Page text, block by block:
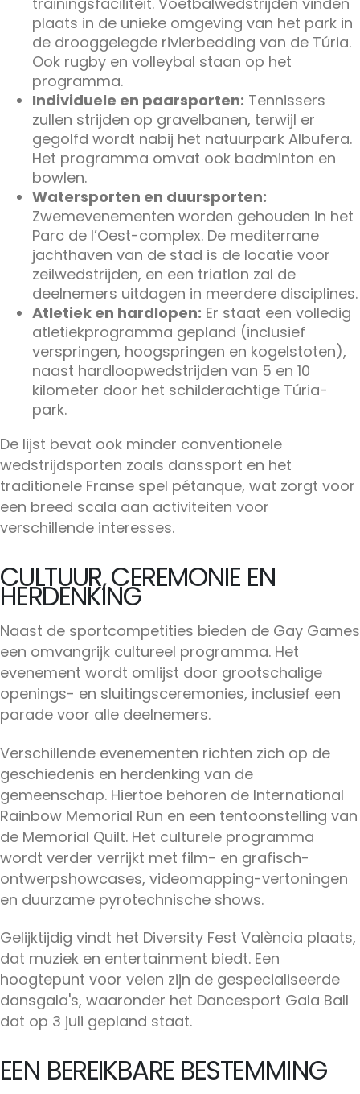
plaats in de unieke omgeving van het park in
de drooggelegde rivierbedding van de Túria.
Ook rugby en volleybal staan op het
programma.
Individuele en paarsporten: Tennissers
zullen strijden op gravelbanen, terwijl er
gegolfd wordt nabij het natuurpark Albufera.
Het programma omvat ook badminton en
bowlen.
Watersporten en duursporten:
Zwemevenementen worden gehouden in het
Parc de l’Oest-complex. De mediterrane
jachthaven van de stad is de locatie voor
zeilwedstrijden, en een triatlon zal de
deelnemers uitdagen in meerdere disciplines.
Atletiek en hardlopen: Er staat een volledig
atletiekprogramma gepland (inclusief
verspringen, hoogspringen en kogelstoten),
naast hardloopwedstrijden van 5 en 10
kilometer door het schilderachtige Túria-
park.
De lijst bevat ook minder conventionele
wedstrijdsporten zoals danssport en het
traditionele Franse spel pétanque, wat zorgt voor
een breed scala aan activiteiten voor
verschillende interesses.
CULTUUR, CEREMONIE EN
HERDENKING
Naast de sportcompetities bieden de Gay Games
een omvangrijk cultureel programma. Het
evenement wordt omlijst door grootschalige
openings- en sluitingsceremonies, inclusief een
parade voor alle deelnemers.
Verschillende evenementen richten zich op de
geschiedenis en herdenking van de
gemeenschap. Hiertoe behoren de International
Rainbow Memorial Run en een tentoonstelling van
de Memorial Quilt. Het culturele programma
wordt verder verrijkt met film- en grafisch-
ontwerpshowcases, videomapping-vertoningen
en duurzame pyrotechnische shows.
Gelijktijdig vindt het Diversity Fest València plaats,
dat muziek en entertainment biedt. Een
hoogtepunt voor velen zijn de gespecialiseerde
dansgala's, waaronder het Dancesport Gala Ball
dat op 3 juli gepland staat.
EEN BEREIKBARE BESTEMMING